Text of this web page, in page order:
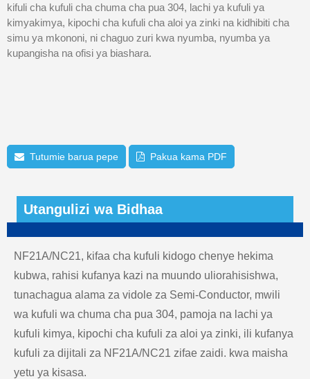
kifuli cha kufuli cha chuma cha pua 304, lachi ya kufuli ya
kimyakimya, kipochi cha kufuli cha aloi ya zinki na kidhibiti cha
simu ya mkononi, ni chaguo zuri kwa nyumba, nyumba ya
kupangisha na ofisi ya biashara.
Tutumie barua pepe Pakua kama PDF
Utangulizi wa Bidhaa
NF21A/NC21, kifaa cha kufuli kidogo chenye hekima
kubwa, rahisi kufanya kazi na muundo uliorahisishwa,
tunachagua alama za vidole za Semi-Conductor, mwili
wa kufuli wa chuma cha pua 304, pamoja na lachi ya
kufuli kimya, kipochi cha kufuli za aloi ya zinki, ili kufanya
kufuli za dijitali za NF21A/NC21 zifae zaidi. kwa maisha
yetu ya kisasa.